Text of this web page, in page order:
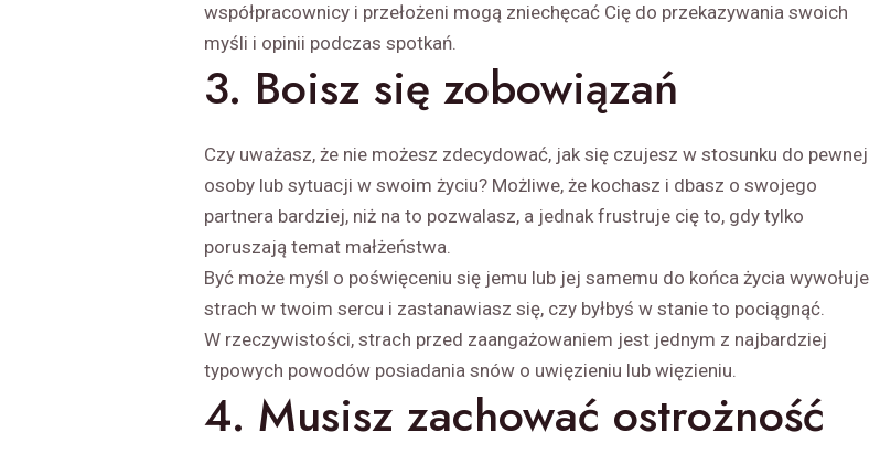
współpracownicy i przełożeni mogą zniechęcać Cię do przekazywania swoich
myśli i opinii podczas spotkań.
3. Boisz się zobowiązań
Czy uważasz, że nie możesz zdecydować, jak się czujesz w stosunku do pewnej
osoby lub sytuacji w swoim życiu? Możliwe, że kochasz i dbasz o swojego
partnera bardziej, niż na to pozwalasz, a jednak frustruje cię to, gdy tylko
poruszają temat małżeństwa.
Być może myśl o poświęceniu się jemu lub jej samemu do końca życia wywołuje
strach w twoim sercu i zastanawiasz się, czy byłbyś w stanie to pociągnąć.
W rzeczywistości, strach przed zaangażowaniem jest jednym z najbardziej
typowych powodów posiadania snów o uwięzieniu lub więzieniu.
4. Musisz zachować ostrożność